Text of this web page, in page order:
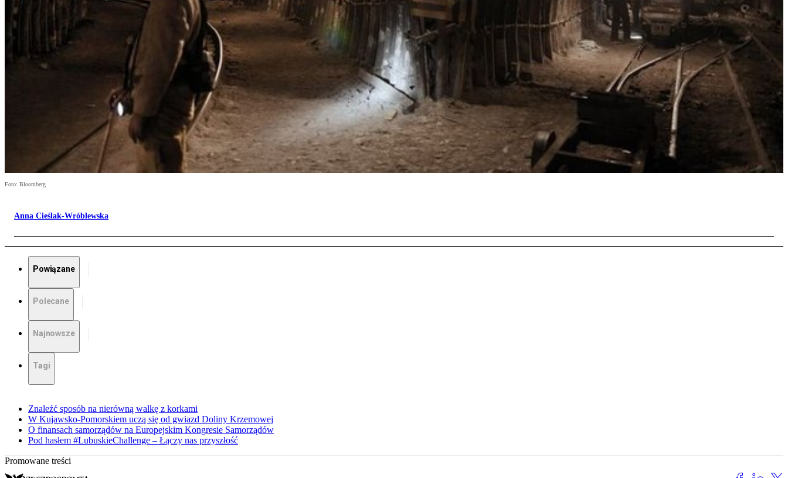
Foto: Bloomberg
Anna Cieślak-Wróblewska
Powiązane
Polecane
Najnowsze
Tagi
Znaleźć sposób na nierówną walkę z korkami
W Kujawsko-Pomorskiem uczą się od gwiazd Doliny Krzemowej
O finansach samorządów na Europejskim Kongresie Samorządów
Pod hasłem #LubuskieChallenge – Łączy nas przyszłość
Promowane treści